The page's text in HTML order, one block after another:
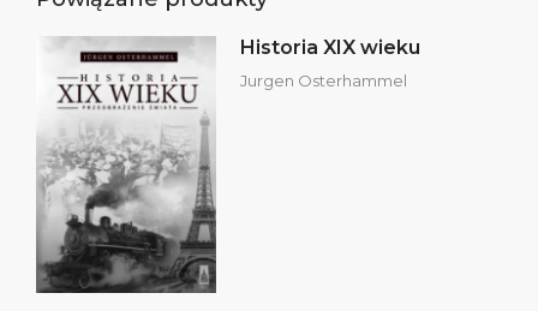
Historia XIX wieku
Jurgen Osterhammel